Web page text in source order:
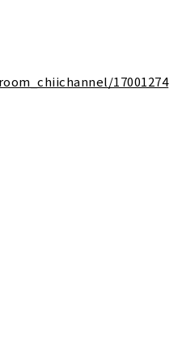
17001274